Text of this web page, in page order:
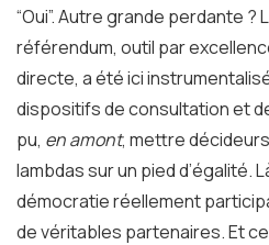
“Oui”. Autre grande perdante ?
référendum, outil par
directe, a été ici
dispositifs de consultation et
pu, en amont, mettre
lambdas sur un pied d’égalité.
démocratie réellement
de véritables partenaires. Et